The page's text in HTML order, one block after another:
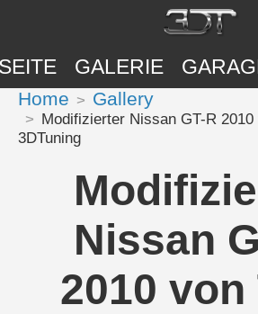
GALERIE
Home Gallery
Modifizierter Nissan GT-R
3DTuning
Nissan
2010 von